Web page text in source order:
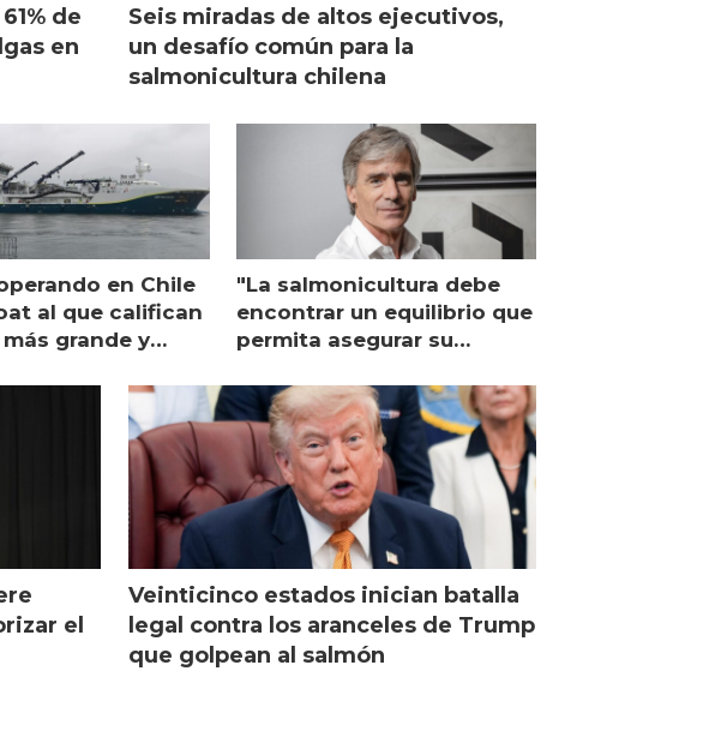
de
en
Seis miradas de altos ejecutivos,
un desafío común para la
salmonicultura chilena
en Chile
al que califican
grande y
"La salmonicultura debe
encontrar un equilibrio que
permita asegurar su
el
Veinticinco estados inician batalla
legal contra los aranceles de Trump
que golpean al salmón